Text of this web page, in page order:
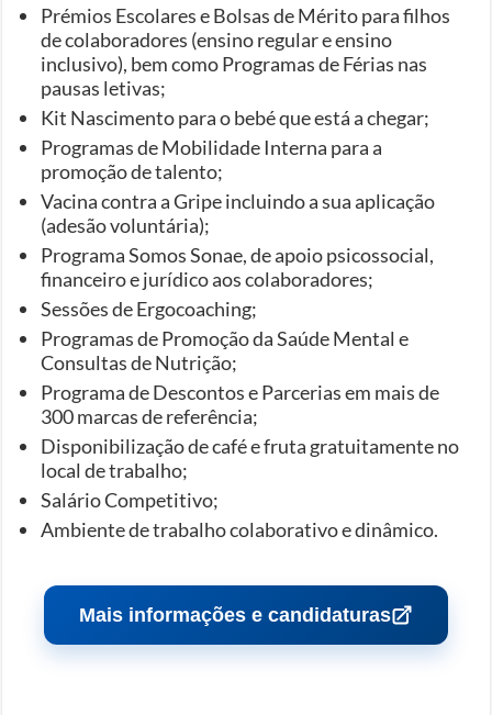
Prémios Escolares e Bolsas de Mérito para filhos
de colaboradores (ensino regular e ensino
inclusivo), bem como Programas de Férias nas
pausas letivas;
Kit Nascimento para o bebé que está a chegar;
Programas de Mobilidade Interna para a
promoção de talento;
Vacina contra a Gripe incluindo a sua aplicação
(adesão voluntária);
Programa Somos Sonae, de apoio psicossocial,
financeiro e jurídico aos colaboradores;
Sessões de Ergocoaching;
Programas de Promoção da Saúde Mental e
Consultas de Nutrição;
Programa de Descontos e Parcerias em mais de
300 marcas de referência;
Disponibilização de café e fruta gratuitamente no
local de trabalho;
Salário Competitivo;
Ambiente de trabalho colaborativo e dinâmico.
Mais informações e candidaturas